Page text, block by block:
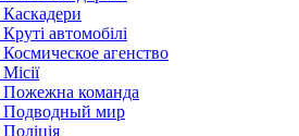
автомобілі
агенство
команда
Подводный мир